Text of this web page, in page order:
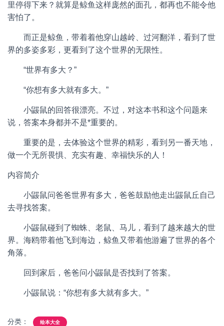
里停得下来？就算是鲸鱼这样庞然的面孔，都再也不能令他
害怕了。
而正是鲸鱼，带着着他穿山越岭、过河翻洋，看到了世
界的多姿多彩，更看到了这个世界的无限性。
“世界有多大？”
“你想有多大就有多大。”
小鼹鼠的回答很漂亮。不过，对这本书和这个问题来
说，答案本身都并不是*重要的。
重要的是，去体验这个世界的精彩，看到另一番天地，
做一个无所畏惧、充实有趣、幸福快乐的人！
内容简介
小鼹鼠问爸爸世界有多大，爸爸鼓励他走出鼹鼠丘自己
去寻找答案。
小鼹鼠碰到了蜘蛛、老鼠、马儿，看到了越来越大的世
界。海鸥带着他飞到海边，鲸鱼又带着他游遍了世界的各个
角落。
回到家后，爸爸问小鼹鼠是否找到了答案。
小鼹鼠说：“你想有多大就有多大。”
分类： 绘本大全